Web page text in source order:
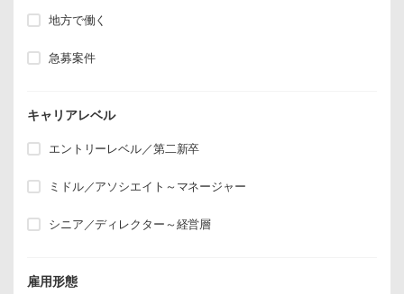
地方で働く
急募案件
キャリアレベル
エントリーレベル／第二新卒
ミドル／アソシエイト～マネージャー
シニア／ディレクター～経営層
雇用形態